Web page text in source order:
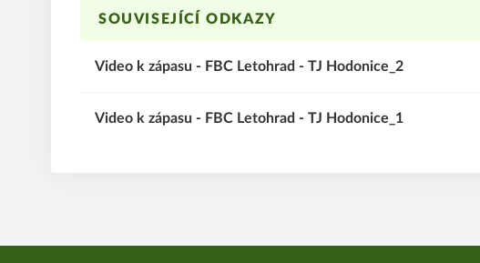
SOUVISEJÍCÍ ODKAZY
Video k zápasu - FBC Letohrad - TJ Hodonice_2
Video k zápasu - FBC Letohrad - TJ Hodonice_1